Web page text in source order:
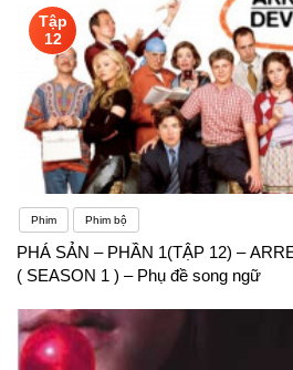
Tập
12
Phim Phim bộ
PHÁ SẢN – PHẦN 1(TẬP 12) –
( SEASON 1 ) – Phụ đề song ngữ